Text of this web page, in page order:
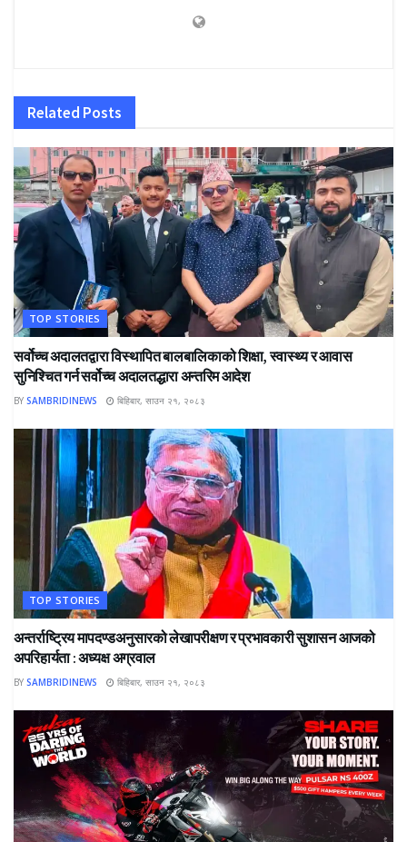
Related Posts
TOP STORIES
सर्वोच्च अदालतद्वारा विस्थापित बालबालिकाको शिक्षा, स्वास्थ्य र आवास
सुनिश्चित गर्न सर्वोच्च अदालतद्धारा अन्तरिम आदेश
BY SAMBRIDINEWS बिहिबार, साउन २१, २०८३
TOP STORIES
अन्तर्राष्ट्रिय मापदण्डअनुसारको लेखापरीक्षण र प्रभावकारी सुशासन आजको
अपरिहार्यता : अध्यक्ष अग्रवाल
BY SAMBRIDINEWS बिहिबार, साउन २१, २०८३